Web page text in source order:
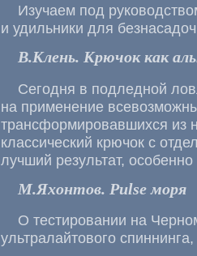
Изучаем под
и удильники для
В.Клень. Крючок как
Сегодня в подледной
на применение
трансформировавшихся из
классический крючок с
лучший результат,
М.Яхонтов. Pulse моря
О тестировании на
ультралайтового